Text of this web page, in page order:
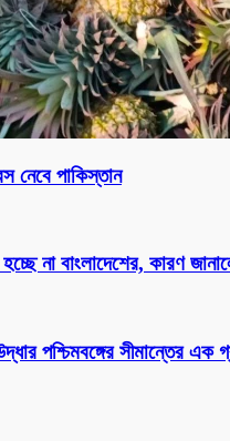
নেবে পাকিস্তান
না বাংলাদেশের, কারণ
পশ্চিমবঙ্গের সীমান্তের এক